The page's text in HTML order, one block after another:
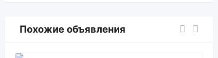
Похожие объявления